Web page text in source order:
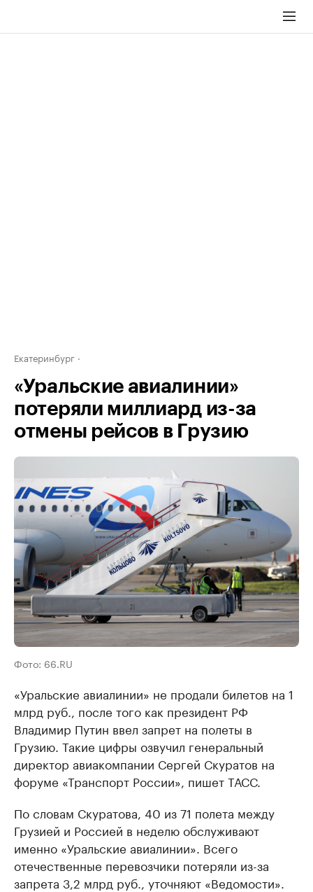
Екатеринбург
«Уральские авиалинии»
потеряли миллиард из-за
отмены рейсов в Грузию
Фото: 66.RU
«Уральские авиалинии» не продали билетов на 1
млрд руб., после того как президент РФ
Владимир Путин ввел запрет на полеты в
Грузию. Такие цифры озвучил генеральный
директор авиакомпании Сергей Скуратов на
форуме «Транспорт России», пишет ТАСС.
По словам Скуратова, 40 из 71 полета между
Грузией и Россией в неделю обслуживают
именно «Уральские авиалинии». Всего
отечественные перевозчики потеряли из-за
запрета 3,2 млрд руб., уточняют «Ведомости».